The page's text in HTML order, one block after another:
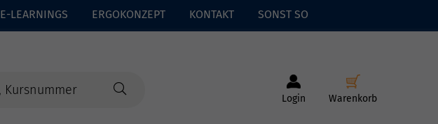
E-LEARNINGS ERGOKONZEPT KONTAKT SONST SO
Login Warenkorb